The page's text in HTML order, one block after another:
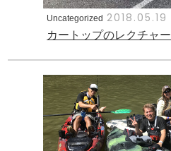
Uncategorized 2018.05.19
カートップのレクチャー